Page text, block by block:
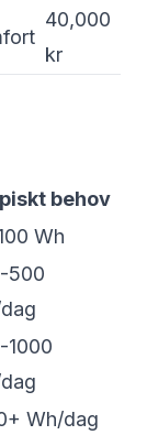
40,000
kr
behov
Wh
500
1000
Wh/dag